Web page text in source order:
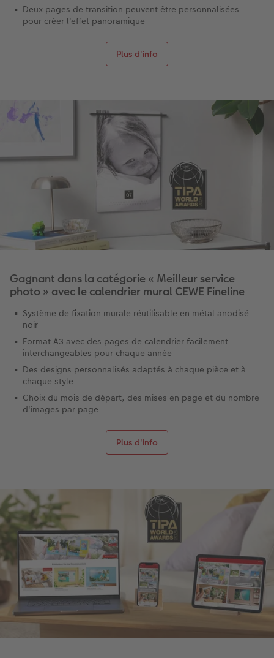
Deux pages de transition peuvent être personnalisées
pour créer l'effet panoramique
Plus d'info
Gagnant dans la catégorie « Meilleur service
photo » avec le calendrier mural CEWE Fineline
Système de fixation murale réutilisable en métal anodisé
noir
Format A3 avec des pages de calendrier facilement
interchangeables pour chaque année
Des designs personnalisés adaptés à chaque pièce et à
chaque style
Choix du mois de départ, des mises en page et du nombre
d'images par page
Plus d'info